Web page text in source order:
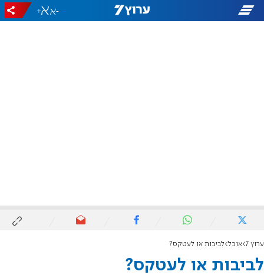
-
+
ערוץ 7 אוכל לביבות או לעטקס?
לביבות או לעטקס?